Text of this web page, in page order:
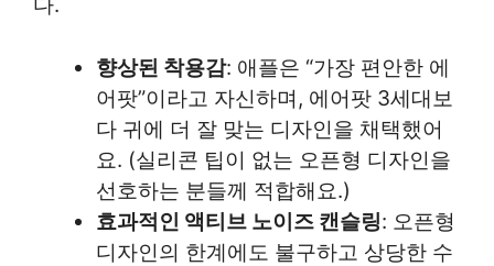
향상된 착용감: 애플은 “가장 편안한 에
어팟”이라고 자신하며, 에어팟 3세대보
다 귀에 더 잘 맞는 디자인을 채택했어
요. (실리콘 팁이 없는 오픈형 디자인을
선호하는 분들께 적합해요.)
효과적인 액티브 노이즈 캔슬링: 오픈형
디자인의 한계에도 불구하고 상당한 수